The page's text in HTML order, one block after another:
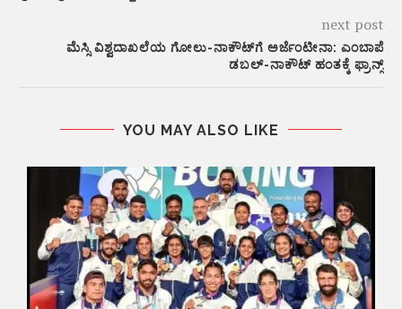
next post
ಮೆಸ್ಸಿ ವಿಶ್ವದಾಖಲೆಯ ಗೋಲು-ನಾಕೌಟ್‌ಗೆ ಅರ್ಜೆಂಟೀನಾ: ಎಂಬಾಪೆ
ಡಬಲ್-ನಾಕೌಟ್ ಹಂತಕ್ಕೆ ಫ್ರಾನ್ಸ್
YOU MAY ALSO LIKE